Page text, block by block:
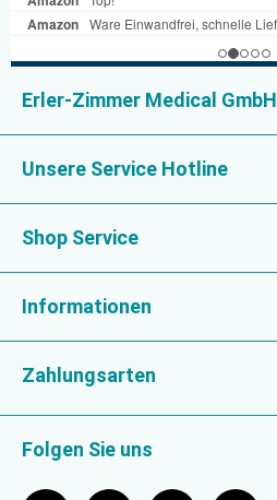
Erler-Zimmer Medical GmbH
Unsere Service Hotline
Shop Service
Informationen
Zahlungsarten
Folgen Sie uns